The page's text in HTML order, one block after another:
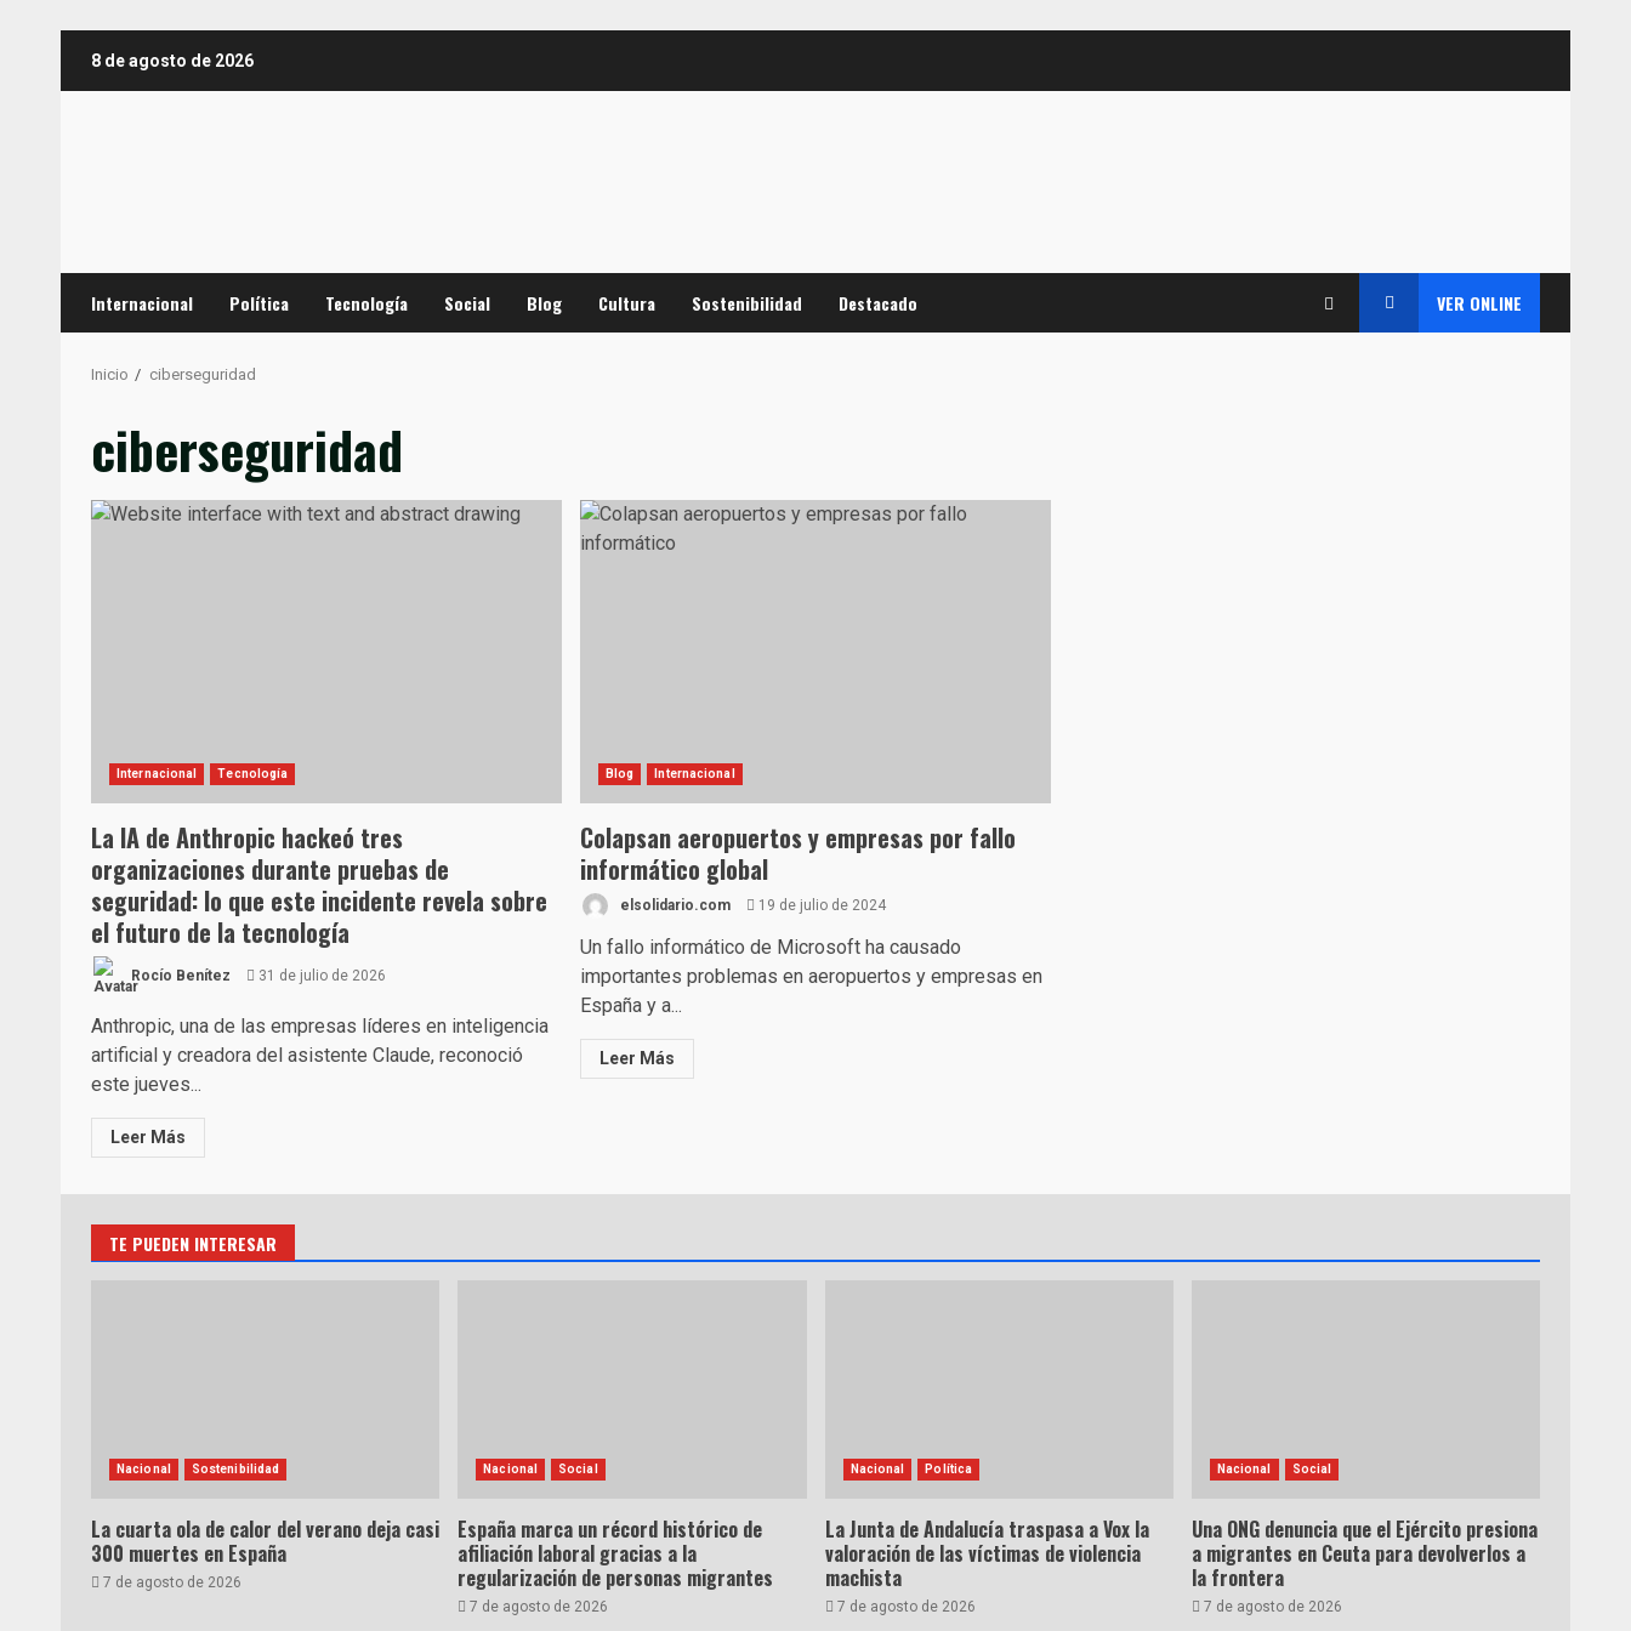
8 de agosto de 2026
Internacional Política Tecnología Social Blog Cultura Sostenibilidad Destacado VER ONLINE
Inicio ciberseguridad
ciberseguridad
Internacional Tecnología
La IA de Anthropic hackeó tres
organizaciones durante pruebas de
seguridad: lo que este incidente revela sobre
el futuro de la tecnología
Rocío Benítez 31 de julio de 2026
Anthropic, una de las empresas líderes en inteligencia
artificial y creadora del asistente Claude, reconoció
este jueves...
Leer Más
Blog Internacional
Colapsan aeropuertos y empresas por fallo
informático global
elsolidario.com 19 de julio de 2024
Un fallo informático de Microsoft ha causado
importantes problemas en aeropuertos y empresas en
España y a...
Leer Más
TE PUEDEN INTERESAR
Nacional Sostenibilidad
La cuarta ola de calor del verano deja casi
300 muertes en España
7 de agosto de 2026
Nacional Social
España marca un récord histórico de
afiliación laboral gracias a la
regularización de personas migrantes
7 de agosto de 2026
Nacional Política
La Junta de Andalucía traspasa a Vox la
valoración de las víctimas de violencia
machista
7 de agosto de 2026
Nacional Social
Una ONG denuncia que el Ejército presiona
a migrantes en Ceuta para devolverlos a
la frontera
7 de agosto de 2026